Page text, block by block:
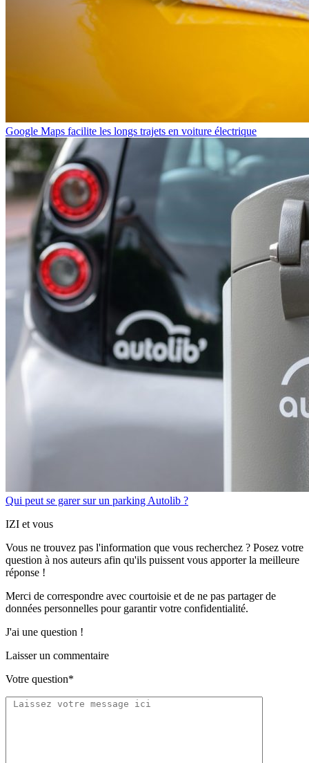
Google Maps facilite les longs trajets en voiture électrique
Qui peut se garer sur un parking Autolib ?
IZI et vous
Vous ne trouvez pas l'information que vous recherchez ? Posez votre
question à nos auteurs afin qu'ils puissent vous apporterla meilleure
réponse !
Merci de correspondre avec courtoisie et de ne pas partagerde
données personnelles pour garantir votre confidentialité.
J'ai une question !
Laisser un commentaire
Votre question*